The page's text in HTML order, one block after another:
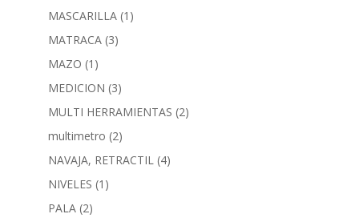
MASCARILLA (1)
MATRACA (3)
MAZO (1)
MEDICION (3)
MULTI HERRAMIENTAS (2)
multimetro (2)
NAVAJA, RETRACTIL (4)
NIVELES (1)
PALA (2)